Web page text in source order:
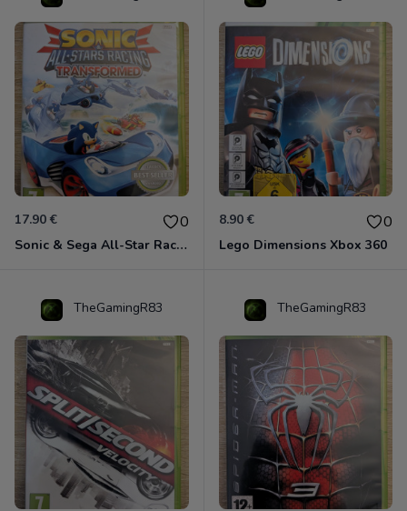
17.90 € 0
Sonic & Sega All-Star Racing - Transformed Xbox 360
8.90 € 0
Lego Dimensions Xbox 360
TheGamingR83 TheGamingR83